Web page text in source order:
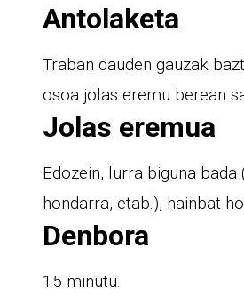
Antolaketa
Traban dauden gauzak
osoa jolas eremu berean
Jolas eremua
Edozein, lurra biguna bada
hondarra, etab.), hainbat
Denbora
15 minutu.